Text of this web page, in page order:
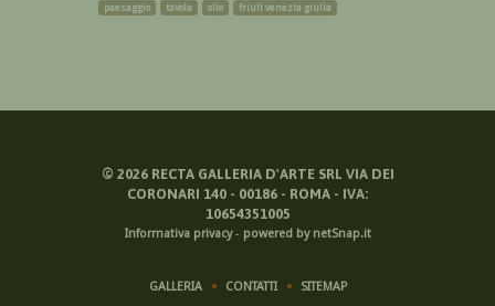
paesaggio
tavola olio friuli venezia giulia
© 2026RECTA GALLERIA D'ARTE SRL VIA DEI
CORONARI 140 - 00186 - ROMA - IVA:
10654351005
Informativa privacy- powered by netSnap.it
GALLERIA CONTATTI SITEMAP